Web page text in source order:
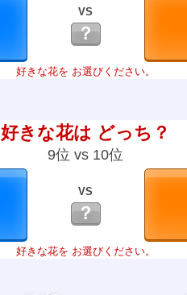
VS
？
好きな花を お選びください。
好きな花は どっち？
9位 vs 10位
VS
？
好きな花を お選びください。